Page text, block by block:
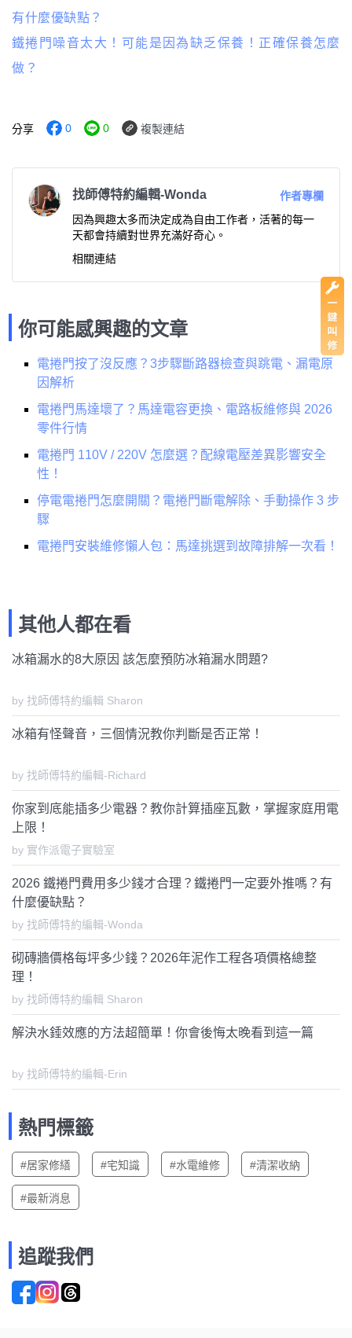
有什麼優缺點？
鐵捲門噪音太大！可能是因為缺乏保養！正確保養怎麼
做？
分享 0 0 複製連結
找師傅特約編輯-Wonda
作者專欄
因為興趣太多而決定成為自由工作者，活著的每一
天都會持續對世界充滿好奇心。
相關連結
你可能感興趣的文章
電捲門按了沒反應？3步驟斷路器檢查與跳電、漏電原
因解析
電捲門馬達壞了？馬達電容更換、電路板維修與 2026
零件行情
電捲門 110V / 220V 怎麼選？配線電壓差異影響安全
性！
停電電捲門怎麼開關？電捲門斷電解除、手動操作 3 步
驟
電捲門安裝維修懶人包：馬達挑選到故障排解一次看！
其他人都在看
冰箱漏水的8大原因 該怎麼預防冰箱漏水問題?
by 找師傅特約編輯 Sharon
冰箱有怪聲音，三個情況教你判斷是否正常！
by 找師傅特約編輯-Richard
你家到底能插多少電器？教你計算插座瓦數，掌握家庭用電
上限！
by 實作派電子實驗室
2026 鐵捲門費用多少錢才合理？鐵捲門一定要外推嗎？有
什麼優缺點？
by 找師傅特約編輯-Wonda
砌磚牆價格每坪多少錢？2026年泥作工程各項價格總整
理！
by 找師傅特約編輯 Sharon
解決水錘效應的方法超簡單！你會後悔太晚看到這一篇
by 找師傅特約編輯-Erin
熱門標籤
#居家修繕 #宅知識 #水電維修 #清潔收納
#最新消息
追蹤我們